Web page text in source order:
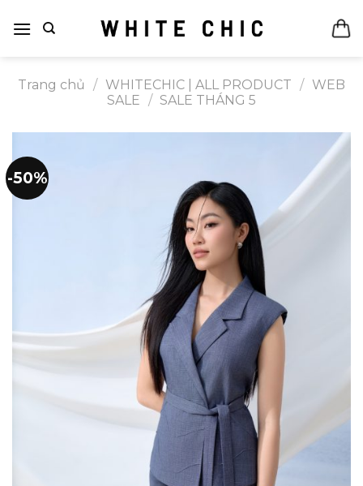
qua
Trang chủ
/ WHITECHIC | ALL PRODUCT / WEB
SALE / SALE THÁNG 5
-50%